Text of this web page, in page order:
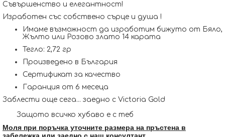
Съвършенство и елегантност!
Изработен със собствено сърце и душа !
Имаме възможност да изработим бижуто от Бяло,
Жълто или Розово злато 14 карата
Тегло: 2,72 гр
Произведено в България
Сертификат за качество
Гаранция от 6 месеца
Заблести още сега... заедно с Victoria Gold
Защото всичко хубаво е с теб
Моля при поръчка уточните размера на пръстена в